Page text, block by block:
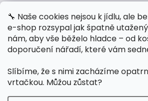
🔧 Naše cookies nejsou k jídlu, ale
e-shop rozsypal jak špatně
nám, aby vše běželo hladce – od
doporučení nářadí, které vám
Slíbíme, že s nimi zacházíme
vrtačkou. Můžou zůstat?
Provozní doba
Po-Čt / 8:00 - 15:00
Polední přestávka /11:00 - 11:30